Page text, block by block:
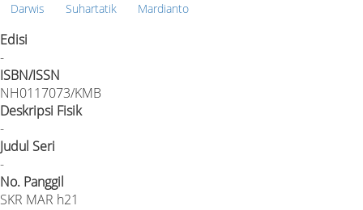
Darwis Suhartatik Mardianto
Edisi
-
ISBN/ISSN
NH0117073/KMB
Deskripsi Fisik
-
Judul Seri
-
No. Panggil
SKR MAR h21